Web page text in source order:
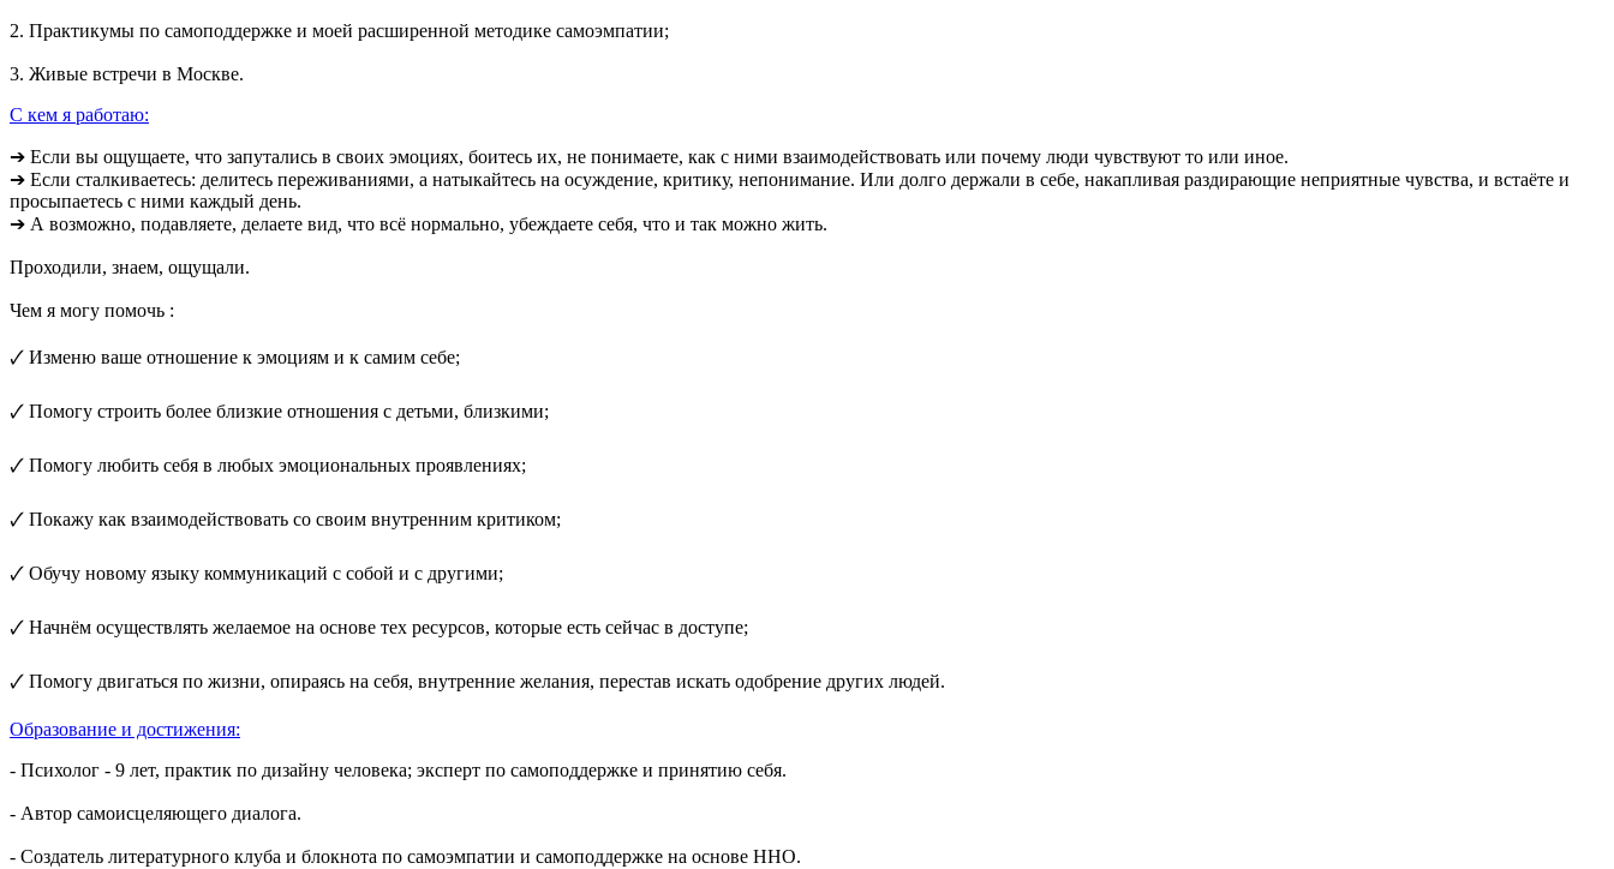
2. Практикумы по самоподдержке и моей расширенной методике самоэмпатии;
3. Живые встречи в Москве.
С кем я работаю:
➔ Если вы ощущаете, что запутались в своих эмоциях, боитесь их, не понимаете, как с ними взаимодействовать или почему люди чувствуют то или иное.
➔ Если сталкиваетесь: делитесь переживаниями, а натыкайтесь на осуждение, критику, непонимание. Или долго держали в себе, накапливая раздирающие неприятные чувства, и встаёте и
просыпаетесь с ними каждый день.
➔ А возможно, подавляете, делаете вид, что всё нормально, убеждаете себя, что и так можно жить.
Проходили, знаем, ощущали.
Чем я могу помочь :
🗸 Изменю ваше отношение к эмоциям и к самим себе;
🗸 Помогу строить более близкие отношения с детьми, близкими;
🗸 Помогу любить себя в любых эмоциональных проявлениях;
🗸 Покажу как взаимодействовать со своим внутренним критиком;
🗸 Обучу новому языку коммуникаций с собой и с другими;
🗸 Начнём осуществлять желаемое на основе тех ресурсов, которые есть сейчас в доступе;
🗸 Помогу двигаться по жизни, опираясь на себя, внутренние желания, перестав искать одобрение других людей.
Образование и достижения:
- Психолог - 9 лет, практик по дизайну человека; эксперт по самоподдержке и принятию себя.
- Автор самоисцеляющего диалога.
- Создатель литературного клуба и блокнота по самоэмпатии и самоподдержке на основе ННО.